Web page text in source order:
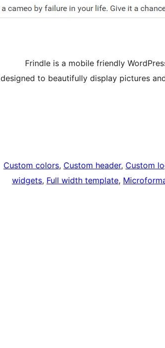
Frindle is a mobile friendly
designed to beautifully display pictures
Custom colors, Custom header, Custom
widgets, Full width template,